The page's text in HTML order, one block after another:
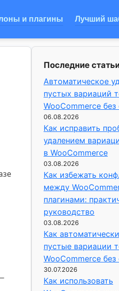
и плагины Лучший
Последние
Автоматическое
пустых вариаций
WooCommerce
06.08.2026
Как исправить
удалением
в WooCommerce
03.08.2026
Как избежать
между
плагинами:
руководство
03.08.2026
Как
пустые вариации
WooCommerce
30.07.2026
Как использовать